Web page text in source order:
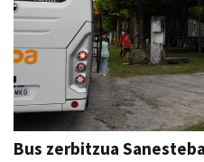
Bus zerbitzua